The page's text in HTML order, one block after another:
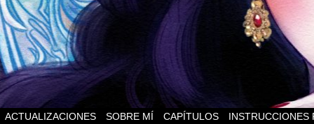
ACTUALIZACIONES SOBRE MÍ CAPÍTULOS INSTRUCCIONES